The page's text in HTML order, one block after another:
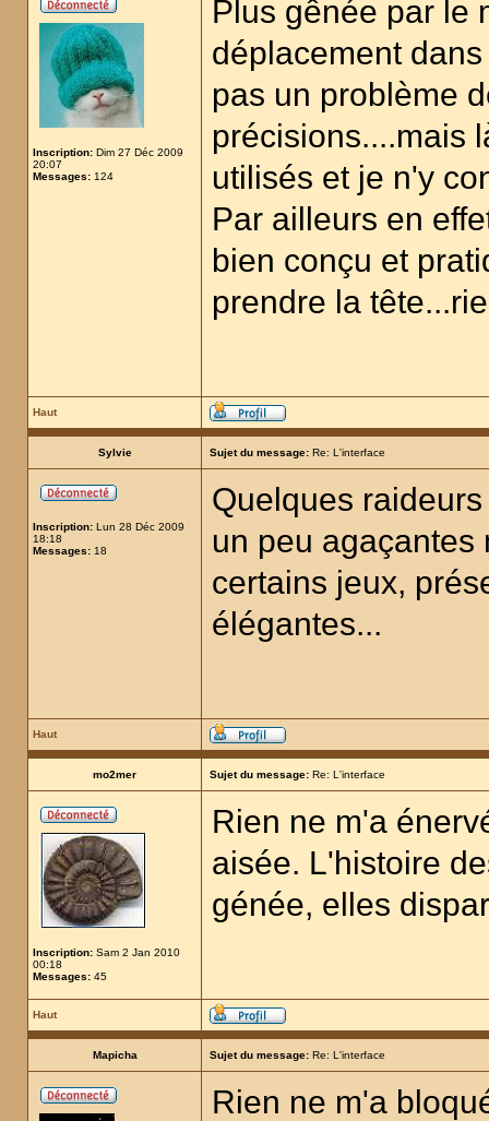
Inscription: Dim 27 Déc 2009
20:07
Messages: 124
Plus gênée par le
déplacement
pas un problème
précisions....mais
utilisés et je n'y
Par ailleurs en
bien conçu et
prendre la
Haut
Sylvie Sujet du message: Re: L'interface
Inscription: Lun 28 Déc 2009
18:18
Messages: 18
Quelques
un peu agaçantes
certains jeux,
élégantes...
Haut
mo2mer Sujet du message: Re: L'interface
Inscription: Sam 2 Jan 2010
00:18
Messages: 45
Rien ne m'a
aisée. L'histoire
génée, elles
Haut
Mapicha Sujet du message: Re: L'interface
Rien ne m'a